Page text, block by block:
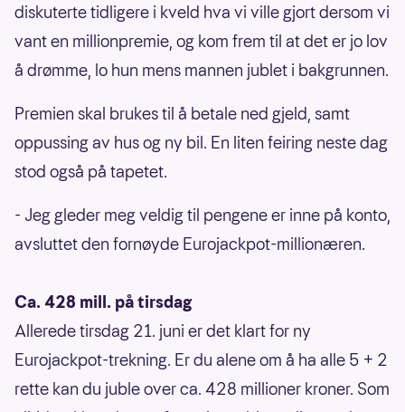
diskuterte tidligere i kveld hva vi ville gjort dersom vi
vant en millionpremie, og kom frem til at det er jo lov
å drømme, lo hun mens mannen jublet i bakgrunnen.
Premien skal brukes til å betale ned gjeld, samt
oppussing av hus og ny bil. En liten feiring neste dag
stod også på tapetet.
- Jeg gleder meg veldig til pengene er inne på konto,
avsluttet den fornøyde Eurojackpot-millionæren.
Ca. 428 mill. på tirsdag
Allerede tirsdag 21. juni er det klart for ny
Eurojackpot-trekning. Er du alene om å ha alle 5 + 2
rette kan du juble over ca. 428 millioner kroner. Som